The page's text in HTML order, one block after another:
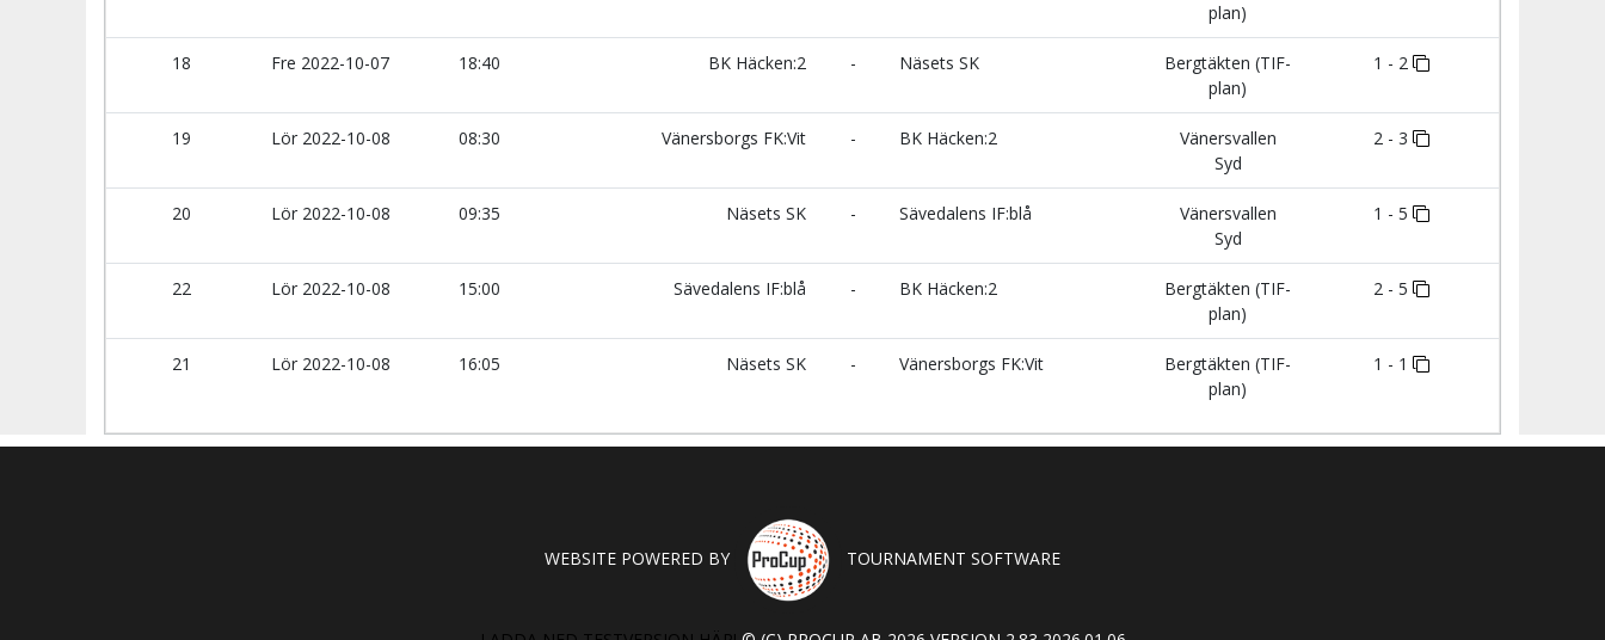
plan)
18 Fre 2022-10-07 18:40 BK Häcken:2 - Näsets SK
Bergtäkten (TIF-
plan)
1 - 2
19 Lör 2022-10-08 08:30 Vänersborgs FK:Vit - BK Häcken:2
Vänersvallen
Syd
2 - 3
20 Lör 2022-10-08 09:35 Näsets SK - Sävedalens IF:blå
Vänersvallen
Syd
1 - 5
22 Lör 2022-10-08 15:00 Sävedalens IF:blå - BK Häcken:2
Bergtäkten (TIF-
plan)
2 - 5
21 Lör 2022-10-08 16:05 Näsets SK - Vänersborgs FK:Vit
Bergtäkten (TIF-
plan)
1 - 1
WEBSITE POWERED BY TOURNAMENT SOFTWARE